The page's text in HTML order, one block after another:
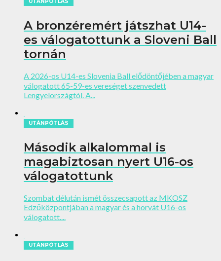
UTÁNPÓTLÁS
A bronzéremért játszhat U14-
es válogatottunk a Sloveni Ball
tornán
A 2026-os U14-es Slovenia Ball elődöntőjében a magyar
válogatott 65-59-es vereséget szenvedett
Lengyelországtól. A...
UTÁNPÓTLÁS
Második alkalommal is
magabiztosan nyert U16-os
válogatottunk
Szombat délután ismét összecsapott az MKOSZ
Edzőközpontjában a magyar és a horvát U16-os
válogatott....
UTÁNPÓTLÁS